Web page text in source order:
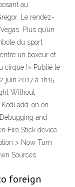
au
Le rendez-
Plus qu’un
du sport
un boxeur et
cirque !» Publié le
juin 2017 à 1h15
Without
add-on on
and
Fire Stick device
> Now Turn
Sources.
foreign